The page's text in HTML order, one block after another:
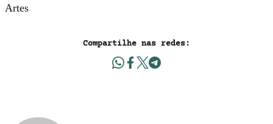
Artes
Compartilhe nas redes: